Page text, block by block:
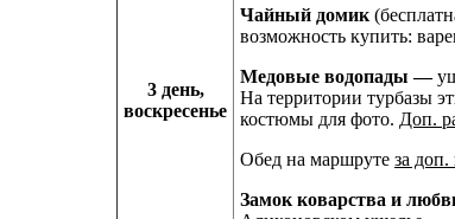
3 день,
воскресенье
Чайный домик
возможность купить:
Медовые водопады —
На территории турбазы
костюмы для фото. Доп.
Обед на маршруте за доп.
Замок коварства и